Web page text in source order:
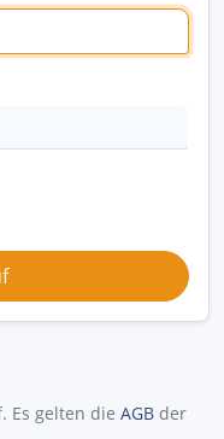
Es gelten die AGB der